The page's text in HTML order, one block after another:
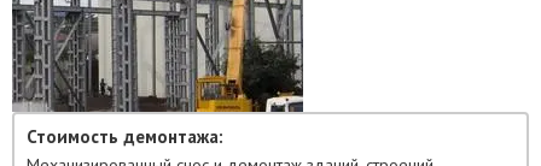
Стоимость демонтажа: